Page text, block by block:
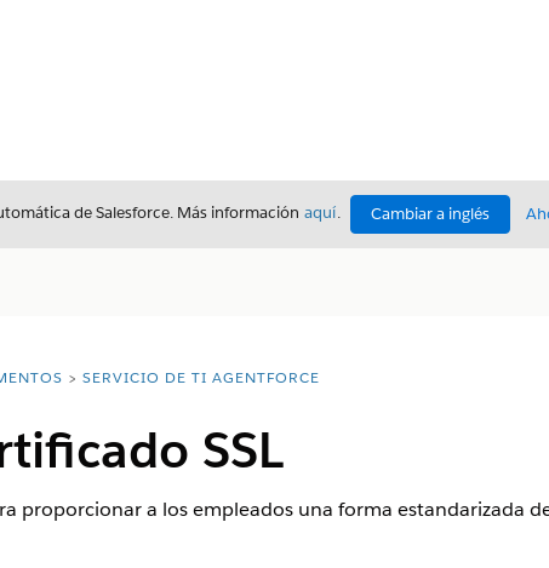
de Salesforce. Más información aquí. Cambiar a inglés
SERVICIO DE TI AGENTFORCE
SSL
proporcionar a los empleados una forma estandarizada